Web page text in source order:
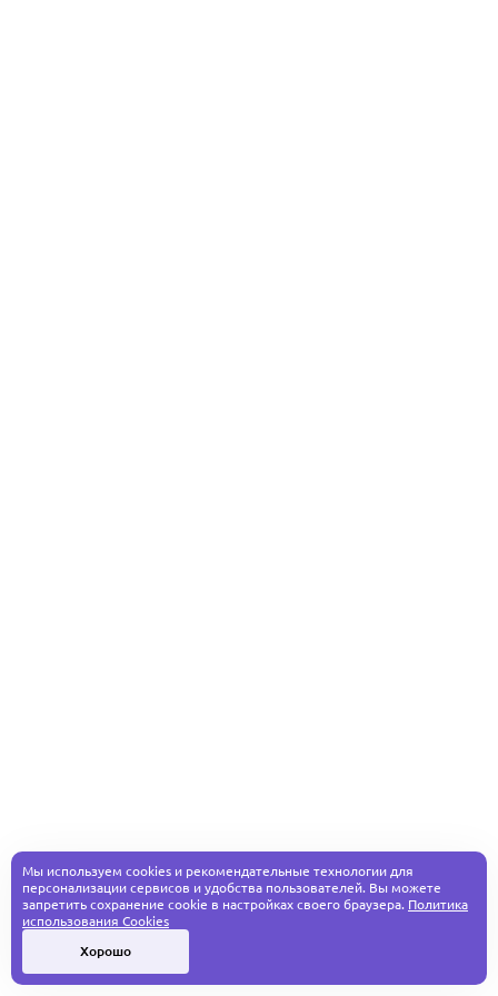
Мы используем cookies и рекомендательные технологии для
персонализации сервисов и удобства пользователей. Вы можете
запретить сохранение cookie в настройках своего браузера. Политика
использования Cookies
Хорошо